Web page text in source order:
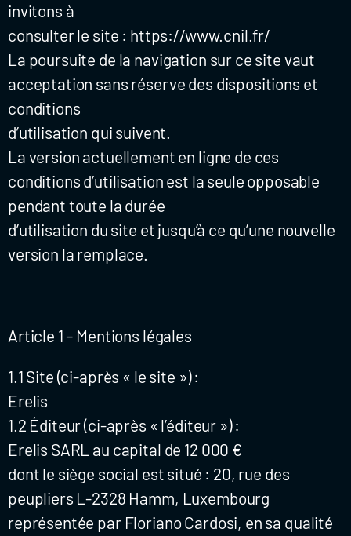
invitons à
consulter le site : https://www.cnil.fr/
La poursuite de la navigation sur ce site vaut
acceptation sans réserve des dispositions et
conditions
d’utilisation qui suivent.
La version actuellement en ligne de ces
conditions d’utilisation est la seule opposable
pendant toute la durée
d’utilisation du site et jusqu’à ce qu’une nouvelle
version la remplace.
Article 1 – Mentions légales
1.1 Site (ci-après « le site ») :
Erelis
1.2 Éditeur (ci-après « l’éditeur ») :
Erelis SARL au capital de 12 000 €
dont le siège social est situé : 20, rue des
peupliers L-2328 Hamm, Luxembourg
représentée par Floriano Cardosi, en sa qualité